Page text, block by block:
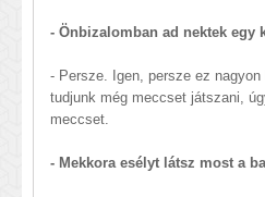
- Önbizalomban ad nektek egy
- Persze. Igen, persze ez
tudjunk még meccset játszani,
meccset.
- Mekkora esélyt látsz most a